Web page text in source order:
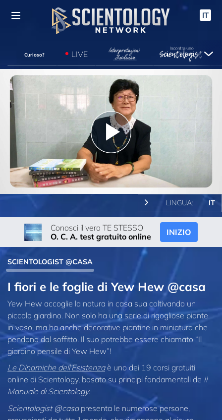
IT
Curioso? LIVE
Play
Video
LINGUA: IT
Conosci il vero TE STESSO
O. C. A. test gratuito online
INIZIO
SCIENTOLOGIST @CASA
I fiori e le foglie di Yew Hew @casa
Yew Hew accoglie la natura in casa sua coltivando un
piccolo giardino. Non solo ha una serie di rigogliose piante
in vaso, ma ha anche decorative piantine in miniatura che
pendono dal soffitto. Il suo potrebbe essere chiamato “Il
giardino pensile di Yew Hew”!
Le Dinamiche dell’Esistenzaè uno dei 19 corsi gratuiti
online di Scientology, basato su principi fondamentali de Il
Manuale di Scientology.
Scientologist @casapresenta le numerose persone,